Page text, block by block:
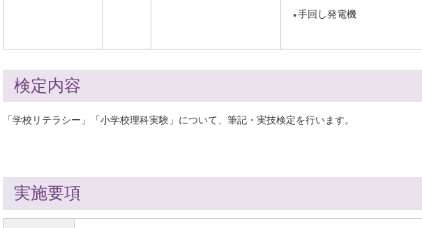
手回し発電機
検定内容
「学校リテラシー」「小学校理科実験」について、筆記・実技検定を行います。
実施要項